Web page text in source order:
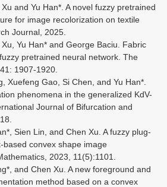
and Yu Han*. A novel fuzzy pretrained
for image recolorization on textile
Journal, 2025.
Yu Han* and George Baciu. Fabric
pretrained neural network. The
1907-1920.
Xuefeng Gao, Si Chen, and Yu Han*.
phenomena in the generalized KdV-
Journal of Bifurcation and
Sien Lin, and Chen Xu. A fuzzy plug-
convex shape image
2023, 11(5):1101.
and Chen Xu. A new foreground and
method based on a convex